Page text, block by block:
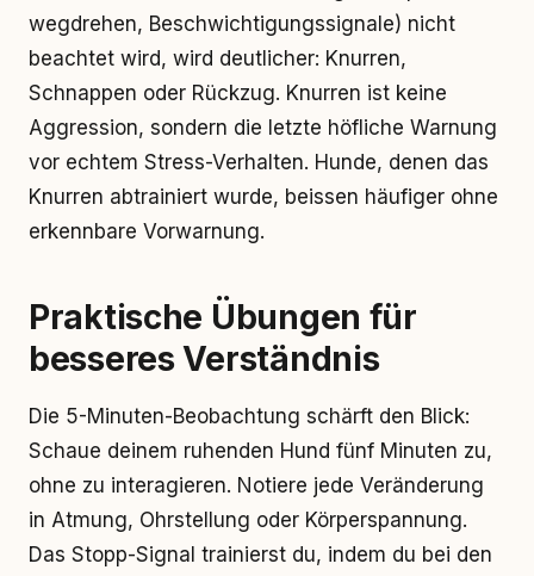
wegdrehen, Beschwichtigungssignale) nicht
beachtet wird, wird deutlicher: Knurren,
Schnappen oder Rückzug. Knurren ist keine
Aggression, sondern die letzte höfliche Warnung
vor echtem Stress-Verhalten. Hunde, denen das
Knurren abtrainiert wurde, beissen häufiger ohne
erkennbare Vorwarnung.
Praktische Übungen für
besseres Verständnis
Die 5-Minuten-Beobachtung schärft den Blick:
Schaue deinem ruhenden Hund fünf Minuten zu,
ohne zu interagieren. Notiere jede Veränderung
in Atmung, Ohrstellung oder Körperspannung.
Das Stopp-Signal trainierst du, indem du bei den